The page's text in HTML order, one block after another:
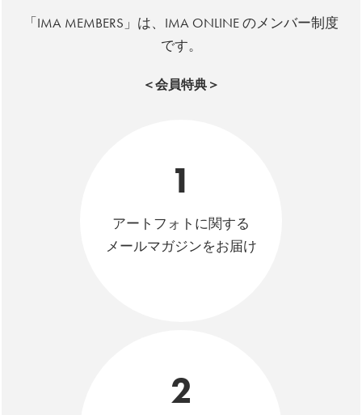
「IMA MEMBERS」は、IMA ONLINE のメンバー制度
です。
＜会員特典＞
1
アートフォトに関する
メールマガジンをお届け
2